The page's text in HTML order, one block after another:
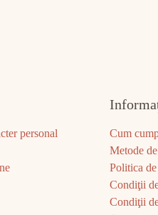
personal
Cum
Metode
Politica
Condiţii
Condiţii